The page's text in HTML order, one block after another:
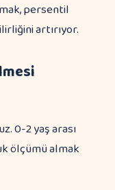
persentil
artırıyor.
0-2 yaş arası
ölçümü almak